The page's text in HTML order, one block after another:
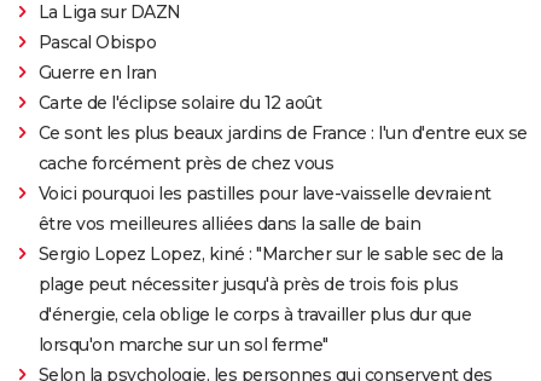
La Liga sur DAZN
Pascal Obispo
Guerre en Iran
Carte de l'éclipse solaire du 12 août
Ce sont les plus beaux jardins de France : l'un d'entre eux se
cache forcément près de chez vous
Voici pourquoi les pastilles pour lave-vaisselle devraient
être vos meilleures alliées dans la salle de bain
Sergio Lopez Lopez, kiné : "Marcher sur le sable sec de la
plage peut nécessiter jusqu'à près de trois fois plus
d'énergie, cela oblige le corps à travailler plus dur que
lorsqu'on marche sur un sol ferme"
Selon la psychologie, les personnes qui conservent des